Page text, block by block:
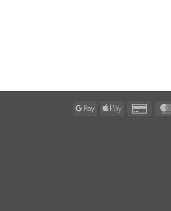
MasterCard
Credit
Apple
Google